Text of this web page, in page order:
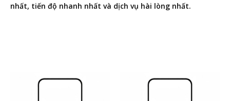
nhất, tiến độ nhanh nhất và dịch vụ hài lòng nhất.